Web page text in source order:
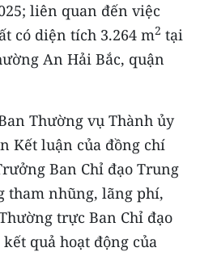
liên quan đến việc
có diện tích 3.264 m2 tại
An Hải Bắc, quận
Thường vụ Thành ủy
Kết luận của đồng chí
Ban Chỉ đạo Trung
tham nhũng, lãng phí,
trực Ban Chỉ đạo
kết quả hoạt động của